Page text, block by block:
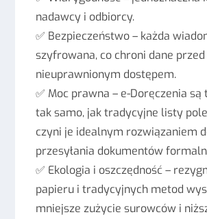
nadawcy i odbiorcy.
✅ Bezpieczeństwo – każda
szyfrowana, co chroni dane przed
nieuprawnionym dostępem.
✅ Moc prawna – e-Doręczenia
tak samo, jak tradycyjne listy
czyni je idealnym rozwiązaniem
przesyłania dokumentów
✅ Ekologia i oszczędność –
papieru i tradycyjnych metod
mniejsze zużycie surowców i